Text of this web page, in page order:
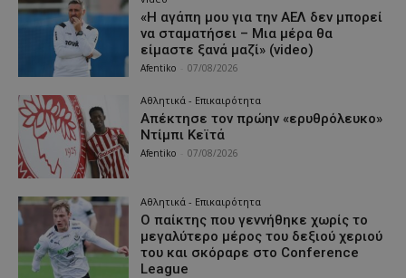
«Η αγάπη μου για την ΑΕΛ δεν μπορεί
να σταματήσει – Μια μέρα θα
είμαστε ξανά μαζί» (video)
Afentiko 07/08/2026
Αθλητικά - Επικαιρότητα
Απέκτησε τον πρώην «ερυθρόλευκο»
Ντίμπι Κεϊτά
Afentiko 07/08/2026
Αθλητικά - Επικαιρότητα
Ο παίκτης που γεννήθηκε χωρίς το
μεγαλύτερο μέρος του δεξιού χεριού
του και σκόραρε στο Conference
League